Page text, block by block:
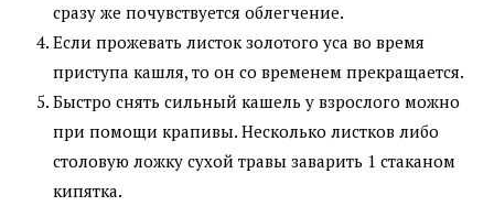
сразу же почувствуется облегчение.
Если прожевать листок золотого уса во время
приступа кашля, то он со временем прекращается.
Быстро снять сильный кашель у взрослого можно
при помощи крапивы. Несколько листков либо
столовую ложку сухой травы заварить 1 стаканом
кипятка.